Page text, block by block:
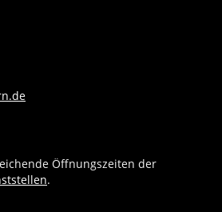
Öffnungszeiten der
.